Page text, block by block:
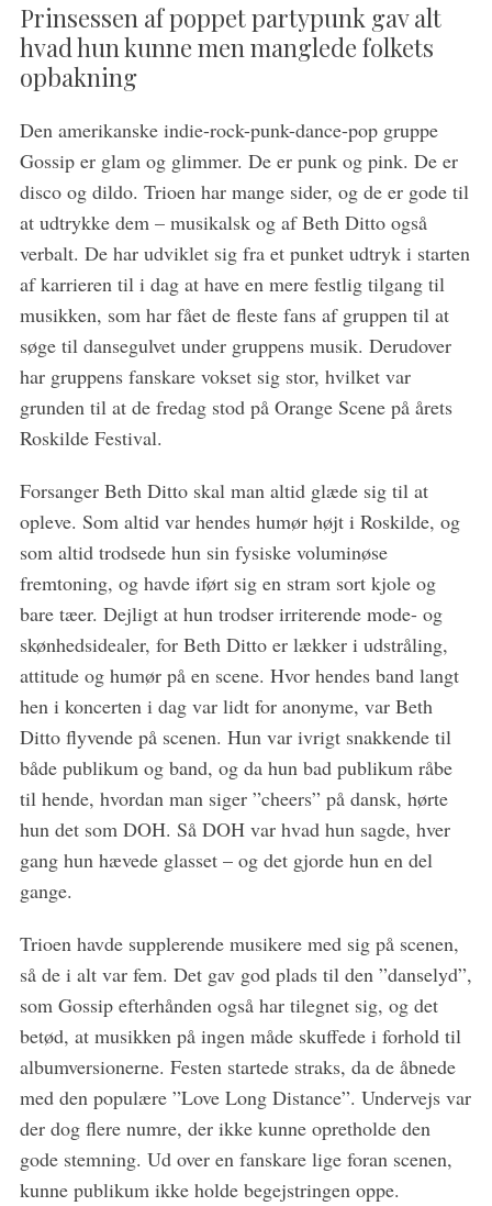
Prinsessen af poppet partypunk gav alt
hvad hun kunne men manglede folkets
opbakning
Den amerikanske indie-rock-punk-dance-pop gruppe
Gossip er glam og glimmer. De er punk og pink. De er
disco og dildo. Trioen har mange sider, og de er gode til
at udtrykke dem – musikalsk og af Beth Ditto også
verbalt. De har udviklet sig fra et punket udtryk i starten
af karrieren til i dag at have en mere festlig tilgang til
musikken, som har fået de fleste fans af gruppen til at
søge til dansegulvet under gruppens musik. Derudover
har gruppens fanskare vokset sig stor, hvilket var
grunden til at de fredag stod på Orange Scene på årets
Roskilde Festival.
Forsanger Beth Ditto skal man altid glæde sig til at
opleve. Som altid var hendes humør højt i Roskilde, og
som altid trodsede hun sin fysiske voluminøse
fremtoning, og havde iført sig en stram sort kjole og
bare tæer. Dejligt at hun trodser irriterende mode- og
skønhedsidealer, for Beth Ditto er lækker i udstråling,
attitude og humør på en scene. Hvor hendes band langt
hen i koncerten i dag var lidt for anonyme, var Beth
Ditto flyvende på scenen. Hun var ivrigt snakkende til
både publikum og band, og da hun bad publikum råbe
til hende, hvordan man siger ”cheers” på dansk, hørte
hun det som DOH. Så DOH var hvad hun sagde, hver
gang hun hævede glasset – og det gjorde hun en del
gange.
Trioen havde supplerende musikere med sig på scenen,
så de i alt var fem. Det gav god plads til den ”danselyd”,
som Gossip efterhånden også har tilegnet sig, og det
betød, at musikken på ingen måde skuffede i forhold til
albumversionerne. Festen startede straks, da de åbnede
med den populære ”Love Long Distance”. Undervejs var
der dog flere numre, der ikke kunne opretholde den
gode stemning. Ud over en fanskare lige foran scenen,
kunne publikum ikke holde begejstringen oppe.
S
e
a
c
f
o
r
: